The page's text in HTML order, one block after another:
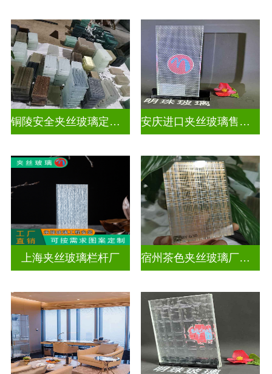
铜陵安全夹丝玻璃定做电话 安庆进口夹丝玻璃售价多少
上海夹丝玻璃栏杆厂 宿州茶色夹丝玻璃厂家电话